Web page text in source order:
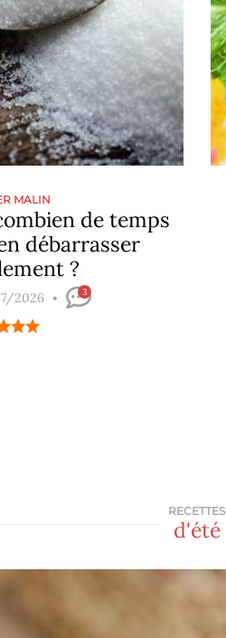
MALIN
de temps
débarrasser
?
2026 3
RECETTES
d'été